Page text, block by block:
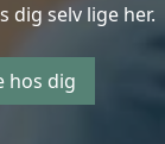
dig selv lige her.
hos dig